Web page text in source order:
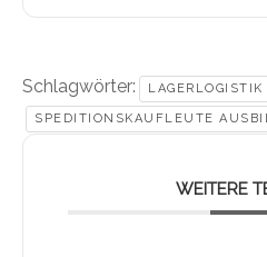
Schlagwörter: LAGERLOGISTIK
SPEDITIONSKAUFLEUTE
WEITERE